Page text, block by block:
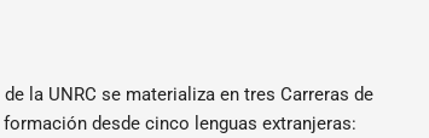
la UNRC se materializa en tres Carreras de
desde cinco lenguas extranjeras: